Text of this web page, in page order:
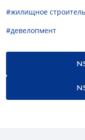
#жилищное
#девелопмент